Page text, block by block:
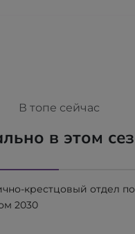
В топе сейчас
в этом
крестцовый отдел
2030